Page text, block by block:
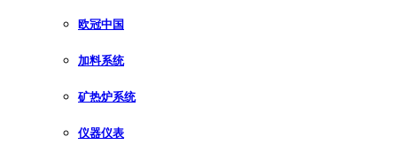
欧冠中国
加料系统
矿热炉系统
仪器仪表